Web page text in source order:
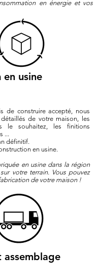
en énergie et vos
usine
de construire accepté, nous
de votre maison​, les
le souhaitez, les finitions
...
définitif.
en usine.
en usine dans la région
votre terrain. Vous pouvez
de votre maison !
assemblage